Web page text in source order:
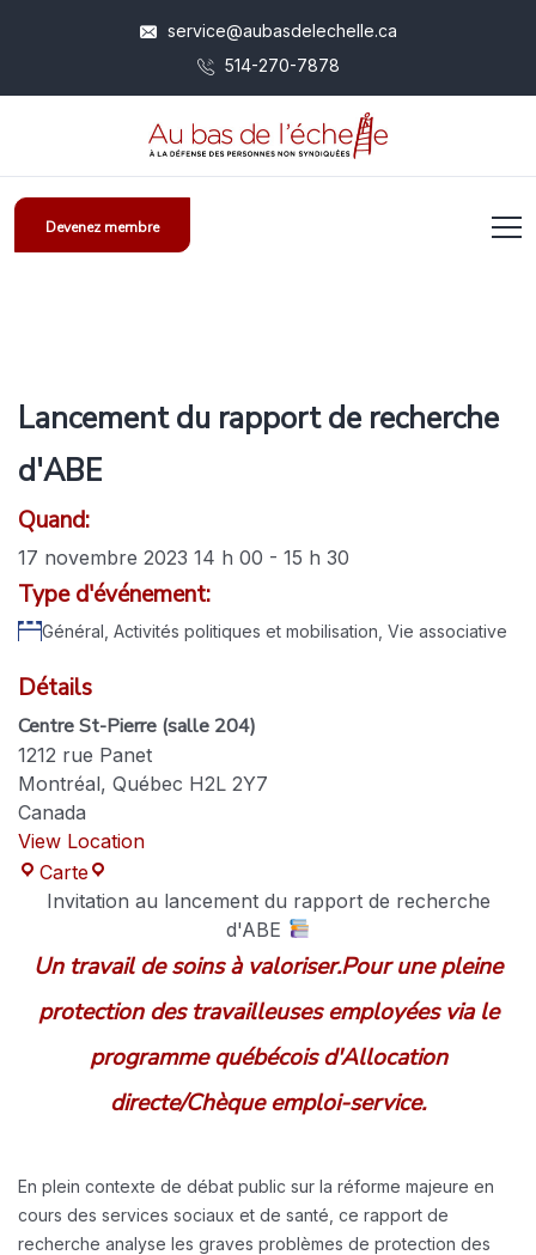
service@aubasdelechelle.ca
514-270-7878
Devenez membre
Lancement du rapport de recherche
d'ABE
Quand:
17 novembre 2023 14 h 00 - 15 h 30
Type d'événement:
Général , Activités politiques et mobilisation, Vie associative
Détails
Centre St-Pierre (salle 204)
1212 rue Panet
Montréal, Québec H2L 2Y7
Canada
View Location
Carte
Invitation au lancement du rapport de recherche
d'ABE
Un travail de soins à valoriser.Pour une pleine
protection des travailleuses employées via le
programme québécois d'Allocation
directe/Chèque emploi-service.
En plein contexte de débat public sur la réforme majeure en
cours des services sociaux et de santé, ce rapport de
recherche analyse les graves problèmes de protection des